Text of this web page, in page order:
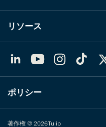
リソース
YouTubeInstagram
TikTok
ポリシー
著作権 © 2026Tulip